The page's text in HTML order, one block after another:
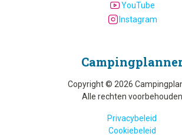
YouTube
Instagram
Copyright © 2026
Alle rechten voorbehouden
Privacybeleid
Cookiebeleid